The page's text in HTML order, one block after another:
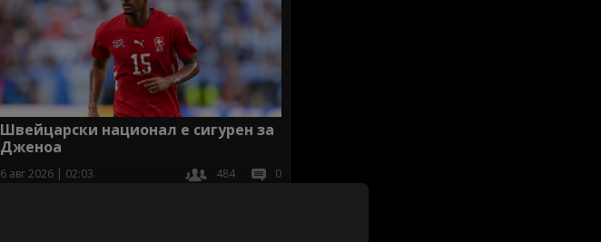
Швейцарски национал е сигурен за
Дженоа
6 авг 2026 | 02:03 484
0